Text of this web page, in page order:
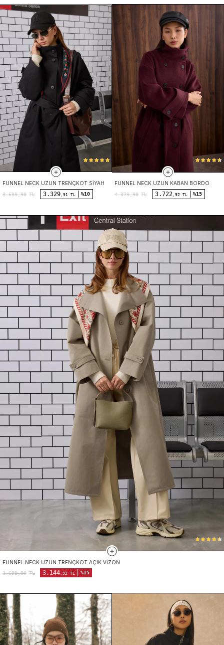
FUNNEL NECK UZUN TRENÇKOT SIYAH
3.699,90 TL 3.329 ,91 TL %10
FUNNEL NECK UZUN KABAN BORDO
4.379,90 TL 3.722 ,92 TL %15
FUNNEL NECK UZUN TRENÇKOT AÇIK VIZON
3.699,90 TL 3.144 ,92 TL %15